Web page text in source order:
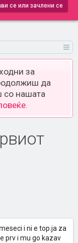
се или зачлени се
за
да
со нашата
i ni e top.ja za
prv i mu go kazav